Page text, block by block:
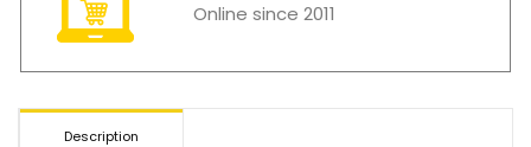
Online since 2011
Description